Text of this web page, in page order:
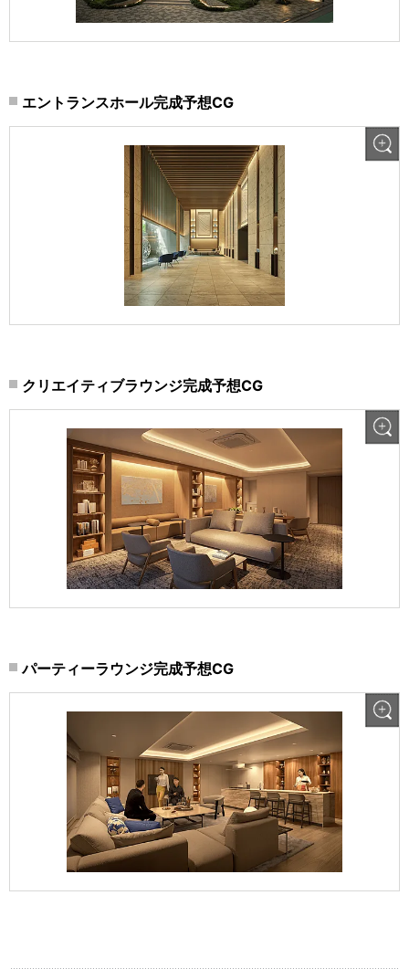
エントランスホール完成予想CG
クリエイティブラウンジ完成予想CG
パーティーラウンジ完成予想CG